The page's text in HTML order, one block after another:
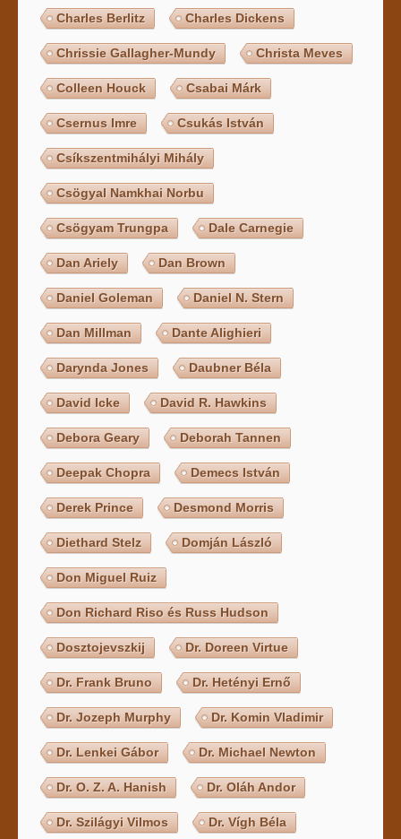
Charles Berlitz Charles Dickens
Chrissie Gallagher-Mundy Christa Meves
Colleen Houck Csabai Márk
Csernus Imre Csukás István
Csíkszentmihályi Mihály
Csögyal Namkhai Norbu
Csögyam Trungpa Dale Carnegie
Dan Ariely Dan Brown
Daniel Goleman Daniel N. Stern
Dan Millman Dante Alighieri
Darynda Jones Daubner Béla
David Icke David R. Hawkins
Debora Geary Deborah Tannen
Deepak Chopra Demecs István
Derek Prince Desmond Morris
Diethard Stelz Domján László
Don Miguel Ruiz
Don Richard Riso és Russ Hudson
Dosztojevszkij Dr. Doreen Virtue
Dr. Frank Bruno Dr. Hetényi Ernő
Dr. Jozeph Murphy Dr. Komin Vladimir
Dr. Lenkei Gábor Dr. Michael Newton
Dr. O. Z. A. Hanish Dr. Oláh Andor
Dr. Szilágyi Vilmos Dr. Vígh Béla